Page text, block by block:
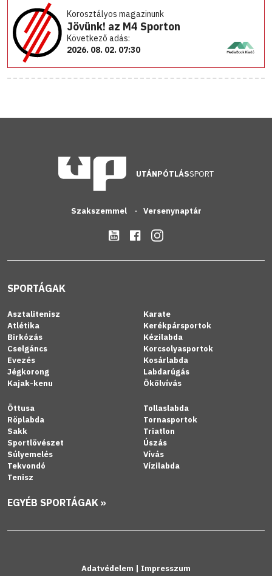
Korosztályos magazinunk
Jövünk! az M4 Sporton
Következő adás:
2026. 08. 02. 07:30
UTÁNPÓTLÁSSPORT
Szakszemmel Versenynaptár
SPORTÁGAK
Asztalitenisz
Atlétika
Birkózás
Cselgáncs
Evezés
Jégkorong
Kajak-kenu
Karate
Kerékpársportok
Kézilabda
Korcsolyasportok
Kosárlabda
Labdarúgás
Ökölvívás
Öttusa
Röplabda
Sakk
Sportlövészet
Súlyemelés
Tekvondó
Tenisz
Tollaslabda
Tornasportok
Triatlon
Úszás
Vívás
Vízilabda
EGYÉB SPORTÁGAK »
Adatvédelem | Impresszum